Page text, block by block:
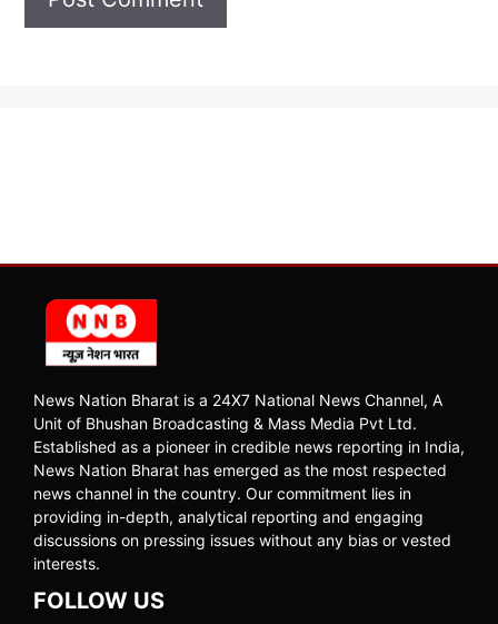
News Nation Bharat is a 24X7 National News Channel, A
Unit of Bhushan Broadcasting & Mass Media Pvt Ltd.
Established as a pioneer in credible news reporting in India,
News Nation Bharat has emerged as the most respected
news channel in the country. Our commitment lies in
providing in-depth, analytical reporting and engaging
discussions on pressing issues without any bias or vested
interests.
FOLLOW US